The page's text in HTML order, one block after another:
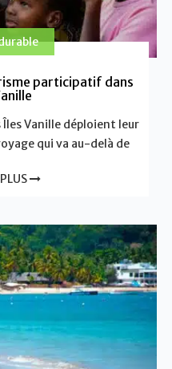
participatif dans
Îles Vanille déploient leur
qui va au-delà de